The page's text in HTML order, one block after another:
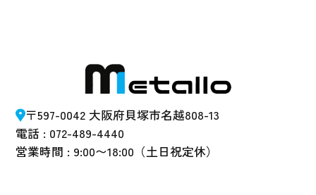
〒597-0042 大阪府貝塚市名越808-13
電話 : 072-489-4440
営業時間 : 9:00〜18:00（土日祝定休）